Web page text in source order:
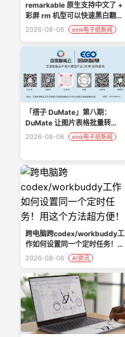
remarkable 原生支持中文了 +
彩屏 rm 机型可以快速黑白翻页
（需额外工具 rmtool）
2026-08-06 eink电子纸新闻
「搭子 DuMate」第八期：
DuMate 让图片表格批量转
Excel 零门槛
2026-08-06 eink电子纸新闻
跨电脑跨codex/workbuddy工
作如何设置同一个定时任务！用
这个方法超方便！
2026-08-06 AI资讯